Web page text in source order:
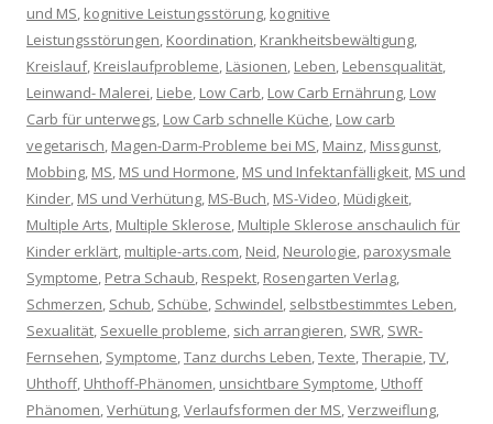
und MS, kognitive Leistungsstörung, kognitive
Leistungsstörungen, Koordination, Krankheitsbewältigung,
Kreislauf, Kreislaufprobleme, Läsionen, Leben, Lebensqualität,
Leinwand- Malerei, Liebe, Low Carb, Low Carb Ernährung, Low
Carb für unterwegs, Low Carb schnelle Küche, Low carb
vegetarisch, Magen-Darm-Probleme bei MS, Mainz, Missgunst,
Mobbing, MS, MS und Hormone, MS und Infektanfälligkeit, MS und
Kinder, MS und Verhütung, MS-Buch, MS-Video, Müdigkeit,
Multiple Arts, Multiple Sklerose, Multiple Sklerose anschaulich für
Kinder erklärt, multiple-arts.com, Neid, Neurologie, paroxysmale
Symptome, Petra Schaub, Respekt, Rosengarten Verlag,
Schmerzen, Schub, Schübe, Schwindel, selbstbestimmtes Leben,
Sexualität, Sexuelle probleme, sich arrangieren, SWR, SWR-
Fernsehen, Symptome,Tanz durchs Leben,Texte,Therapie,TV,
Uhthoff, Uhthoff-Phänomen, unsichtbare Symptome, Uthoff
Phänomen,Verhütung,Verlaufsformen der MS,Verzweiflung,